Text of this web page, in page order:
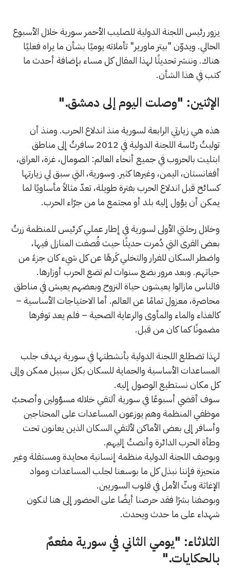
يزور رئيس اللجنة الدولية للصليب الأحمر سورية خلال الأسبوع
الحالي. ويدوّن "بيتر ماورير" تأملاته يوميًا بشأن ما يراه فعليًا
هناك. وننشر تحديثًا لهذا المقال كل مساء بإضافة أحدث ما
كتب في هذا الشأن.
الإثنين: "وصلت اليوم إلى دمشق."
هذه هي زيارتي الرابعة لسورية منذ اندلاع الحرب. ومنذ أن
توليتُ رئاسة اللجنة الدولية في 2012 سافرتُ إلى مناطق
ابتليت بالحروب في جميع أنحاء العالم: الصومال، غزة، العراق،
أفغانستان، اليمن، وغيرها كثير. وسورية، التي سبق لي زيارتها
كسائح قبل اندلاع الحرب بفترة طويلة، تعدّ مثالاً مأساويًا لما
يمكن أن يؤول إليه بلد أو مجتمع ما من جرّاء الحرب.
وخلال رحلتي الأولى لسورية في إطار عملي كرئيس للمنظمة زرتُ
بعض القرى التي دُمرت حديثًا حيث قُصفت المنازل فيها،
واضطر السكان للفرار والتخلي كَرهًا عن كل شيء كان جزءً من
حياتهم. وبعد مرور بضع سنوات لم تضع الحرب أوزارها.
فالناس مازالوا يعيشون حياة النزوح وبعضهم يعيش في مناطق
محاصرة، معزول تمامًا عن العالم. أما الاحتياجات الأساسية –
كالغذاء والماء والمأوى والرعاية الصحية – فلم يعد توفرها
مضمونًا كما كان من قبل.
لهذا تضطلع اللجنة الدولية بأنشطتها في سورية بهدف جلب
المساعدات الأساسية والحماية للسكان بكل سبيل ممكن وإلى
كل مكان نستطيع الوصول إليه.
سوف أقضي أسبوعًا في سورية ألتقي خلاله مسؤولين وأصحبُ
موظفي المنظمة وهم يوزعون المساعدات على المحتاجين
وأسافر إلى بعض الأماكن لألتقي السكان الذين يعانون تحت
وطأة الحرب الدائرة وأنصتُ إليهم.
وبوصف اللجنة الدولية منظمة إنسانية محايدة ومستقلة وغير
متحيزة فإننا نبذل كل ما بوسعنا لجلب المساعدات ومواد
الإغاثة وبثّ الأمل في قلوب السوريين.
وبوصفنا بشرًا فقد حرصنا أيضًا على الحضور إلى هنا لنكون
شهداء على ما حدث ويحدث.
الثلاثاء: "يومي الثاني في سورية مفعمٌ
بالحكايات."